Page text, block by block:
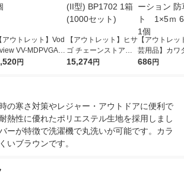
【アウトレット】Vod
VV-MDPVGA-
DO 1個
円
【アウトレット】ヒサ
ゴ チェーンストア統
一伝票(II型) BP1702 1
15,274円
【アウトレッ
芸用品】カワ
ポレーション
686円
の寒さ対策やレジャー・アウトドアに便利で
熱性に優れたポリエステル生地を採用しまし
ーが特徴で洗濯機で丸洗いが可能です。カラ
いブラウンです。